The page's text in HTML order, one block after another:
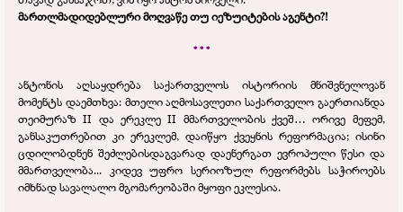
მართლმადიდებლური მოღვაწე თუ იეზუიტების აგენტი?!
* * *
ანტონის აღსაყდრება საქართველოს ისტორიის მნიშვნელოვან
მომენტს დაემთხვა: მთელი აღმოსავლეთი საქართველო გაერთიანდა
თეიმურაზ II და ერეკლე II მმართველობის ქვეშ… ორივე მეფემ,
განსაკუთრებით კი ერეკლემ, დაიწყო ქვეყნის რეფორმაცია; ისინი
ცდილობდნენ შეძლებისდაგვარად დაენერგათ ევროპული წესი და
მმართველობა... კიდევ უფრო სერიოზულ რეფორმებს საჭიროებს
იმხნად სავალალო მგომარეობაში მყოფი ეკლესია.